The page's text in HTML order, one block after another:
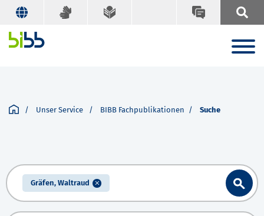
Unser Service BIBB Fachpublikationen Suche
Gräfen, Waltraud